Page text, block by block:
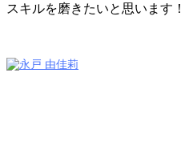
スキルを磨きたいと思います！